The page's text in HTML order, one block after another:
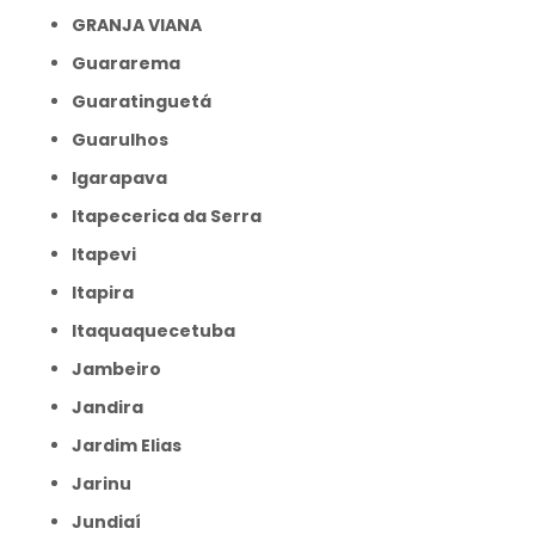
GRANJA VIANA
Guararema
Guaratinguetá
Guarulhos
Igarapava
Itapecerica da Serra
Itapevi
Itapira
Itaquaquecetuba
Jambeiro
Jandira
Jardim Elias
Jarinu
Jundiaí